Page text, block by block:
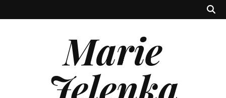
Marie
Jelenka